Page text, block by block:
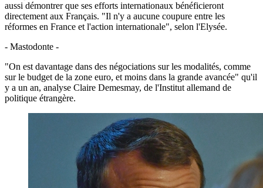
aussi démontrer que ses efforts internationaux bénéficieront
directement aux Français. "Il n'y a aucune coupure entre les
réformes en France et l'action internationale", selon l'Elysée.
- Mastodonte -
"On est davantage dans des négociations sur les modalités, comme
sur le budget de la zone euro, et moins dans la grande avancée" qu'il
y a un an, analyse Claire Demesmay, de l'Institut allemand de
politique étrangère.